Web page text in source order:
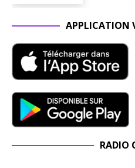
APPLICATION
RADIO